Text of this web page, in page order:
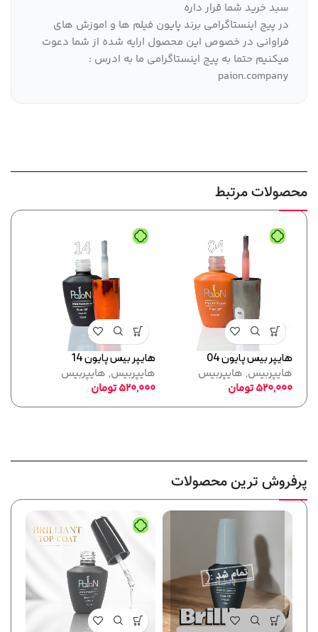
سبد خرید شما قرار داره
در پیج اینستاگرامی برند پایون فیلم ها و اموزش های
فراوانی در خصوص این محصول ارایه شده از شما دعوت
میکنیم حتما به پیج اینستاگرامی ما به ادرس :
paion.company
محصولات مرتبط
هایپر بیس پایون 04
هایپربیس, هایپربیس
520,000تومان
هایپر بیس پایون 14
هایپربیس, هایپربیس
520,000تومان
پرفروش ترین محصولات